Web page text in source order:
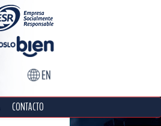
CONTACTO